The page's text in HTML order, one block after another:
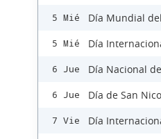
5 Mié Día Mundial
5 Mié Día
6 Jue Día Nacional
6 Jue Día de San
7 Vie Día